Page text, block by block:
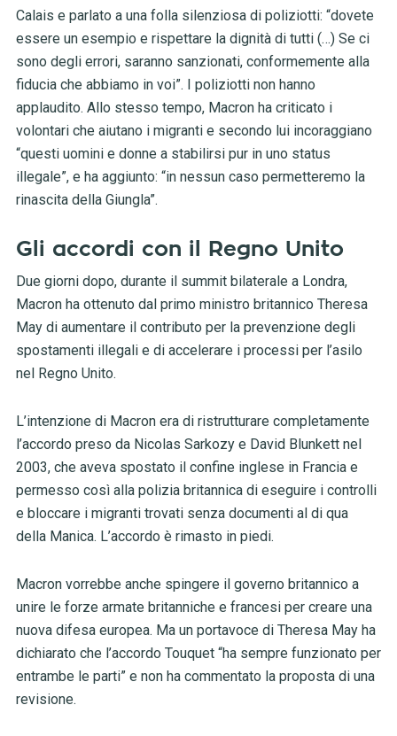
Calais e parlato a una folla silenziosa di poliziotti: “dovete
essere un esempio e rispettare la dignità di tutti (…) Se ci
sono degli errori, saranno sanzionati, conformemente alla
fiducia che abbiamo in voi”. I poliziotti non hanno
applaudito. Allo stesso tempo, Macron ha criticato i
volontari che aiutano i migranti e secondo lui incoraggiano
“questi uomini e donne a stabilirsi pur in uno status
illegale”, e ha aggiunto: “in nessun caso permetteremo la
rinascita della Giungla”.
Gli accordi con il Regno Unito
Due giorni dopo, durante il summit bilaterale a Londra,
Macron ha ottenuto dal primo ministro britannico Theresa
May di aumentare il contributo per la prevenzione degli
spostamenti illegali e di accelerare i processi per l’asilo
nel Regno Unito.
L’intenzione di Macron era di ristrutturare completamente
l’accordo preso da Nicolas Sarkozy e David Blunkett nel
2003, che aveva spostato il confine inglese in Francia e
permesso così alla polizia britannica di eseguire i controlli
e bloccare i migranti trovati senza documenti al di qua
della Manica. L’accordo è rimasto in piedi.
Macron vorrebbe anche spingere il governo britannico a
unire le forze armate britanniche e francesi per creare una
nuova difesa europea. Ma un portavoce di Theresa May ha
dichiarato che l’accordo Touquet “ha sempre funzionato per
entrambe le parti” e non ha commentato la proposta di una
revisione.